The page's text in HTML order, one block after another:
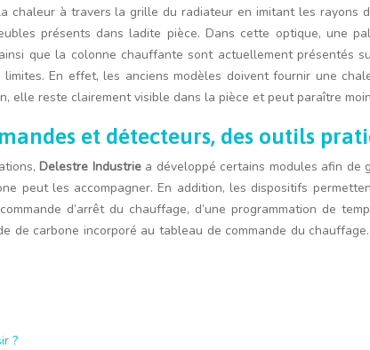
chaleur à travers la grille du radiateur en imitant les
présents dans ladite pièce. Dans cette optique, une
que la colonne chauffante sont actuellement présentés
En effet, les anciens modèles doivent fournir une
elle reste clairement visible dans la pièce et peut paraître
et détecteurs, des outils
Delestre Industriea développé certains modules afin de
peut les accompagner. En addition, les dispositifs
d’arrêt du chauffage, d’une programmation de
de carbone incorporé au tableau de commande du
?